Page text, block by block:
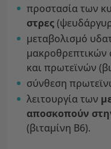
προστασία των
στρες
μεταβολισμό
μακροθρεπτικών
και πρωτεϊνών
σύνθεση
λειτουργία των
αποσκοπούν
(βιταμίνη B6).